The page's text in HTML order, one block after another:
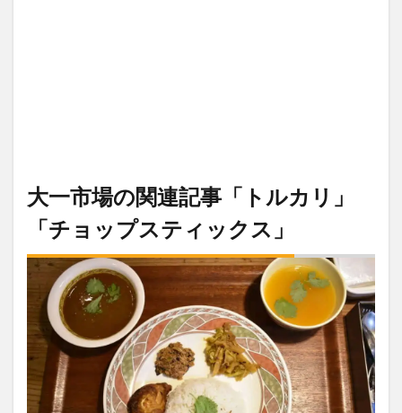
大一市場の関連記事「トルカリ」
「チョップスティックス」